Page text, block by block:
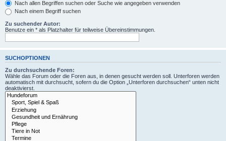
Nach allen Begriffen suchen oder Suche wie angegeben verwenden
Nach einem Begriff suchen
Zu suchender Autor:
Benutze ein * als Platzhalter für teilweise Übereinstimmungen.
SUCHOPTIONEN
Zu durchsuchende Foren:
Wähle das Forum oder die Foren aus, in denen gesucht werden soll. Unterforen werden
automatisch mit durchsucht, sofern du die Option „Unterforen durchsuchen“ unten nicht
deaktivierst.